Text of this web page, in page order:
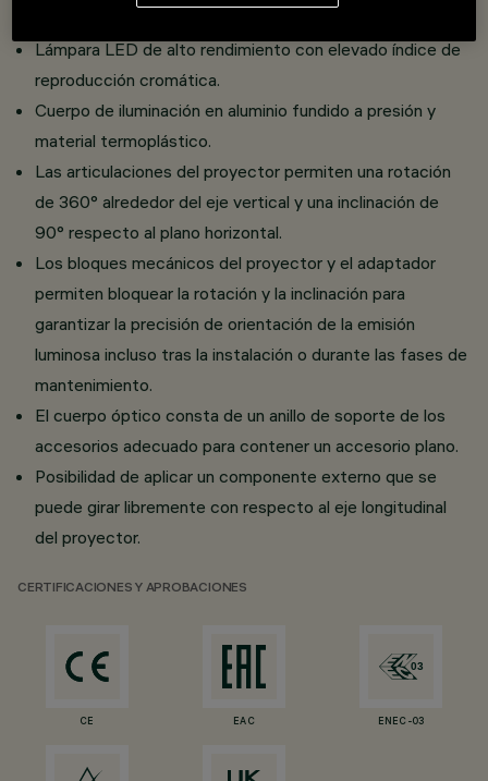
Lámpara LED de alto rendimiento con elevado índice de
reproducción cromática.
Cuerpo de iluminación en aluminio fundido a presión y
material termoplástico.
Las articulaciones del proyector permiten una rotación
de 360° alrededor del eje vertical y una inclinación de
90° respecto al plano horizontal.
Los bloques mecánicos del proyector y el adaptador
permiten bloquear la rotación y la inclinación para
garantizar la precisión de orientación de la emisión
luminosa incluso tras la instalación o durante las fases de
mantenimiento.
El cuerpo óptico consta de un anillo de soporte de los
accesorios adecuado para contener un accesorio plano.
Posibilidad de aplicar un componente externo que se
puede girar libremente con respecto al eje longitudinal
del proyector.
CERTIFICACIONES Y APROBACIONES
CE EAC ENEC-03